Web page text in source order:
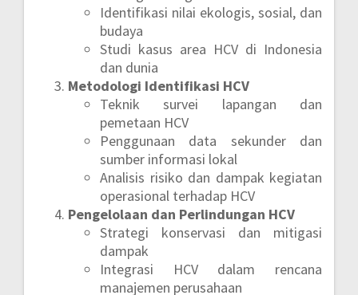
Identifikasi nilai ekologis, sosial, dan
budaya
Studi kasus area HCV di Indonesia
dan dunia
Metodologi Identifikasi HCV
Teknik survei lapangan dan
pemetaan HCV
Penggunaan data sekunder dan
sumber informasi lokal
Analisis risiko dan dampak kegiatan
operasional terhadap HCV
Pengelolaan dan Perlindungan HCV
Strategi konservasi dan mitigasi
dampak
Integrasi HCV dalam rencana
manajemen perusahaan